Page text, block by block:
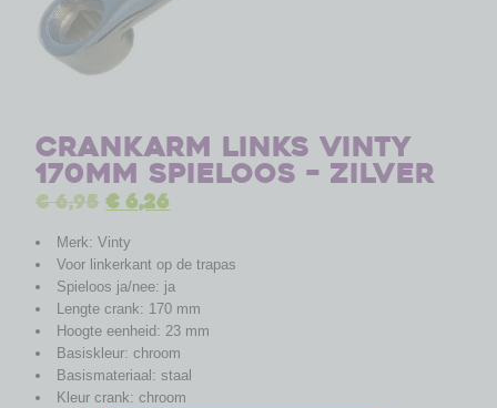
Crankarm links Vinty
170mm spieloos – Zilver
€6,95 €6,26
Merk: Vinty
Voor linkerkant op de trapas
Spieloos ja/nee: ja
Lengte crank: 170 mm
Hoogte eenheid: 23 mm
Basiskleur: chroom
Basismateriaal: staal
Kleur crank: chroom